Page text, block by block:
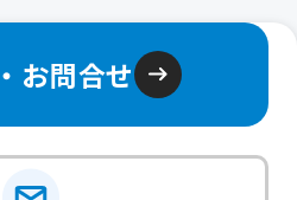
お問合せ